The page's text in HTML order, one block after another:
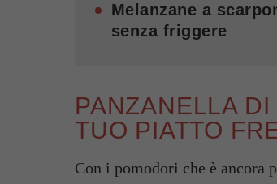
Melanzane a
senza friggere
PANZANELLA
TUO PIATTO
Con i pomodori che è ancora